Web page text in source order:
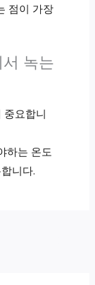
점이 가장
녹는
중요합니
하는 온도
니다.